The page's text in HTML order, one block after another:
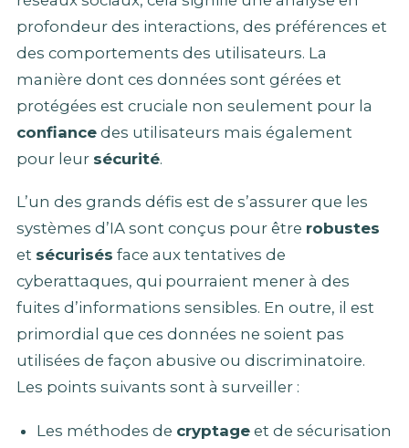
profondeur des interactions, des préférences et
des comportements des utilisateurs. La
manière dont ces données sont gérées et
protégées est cruciale non seulement pour la
confiance des utilisateurs mais également
pour leur sécurité.
L’un des grands défis est de s’assurer que les
systèmes d’IA sont conçus pour être robustes
et sécurisés face aux tentatives de
cyberattaques, qui pourraient mener à des
fuites d’informations sensibles. En outre, il est
primordial que ces données ne soient pas
utilisées de façon abusive ou discriminatoire.
Les points suivants sont à surveiller :
Les méthodes de cryptageet de sécurisation